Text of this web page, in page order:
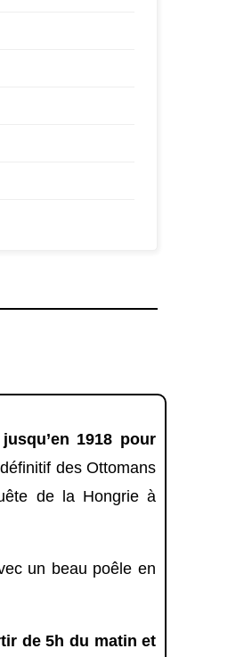
1918 pour
des Ottomans
de la Hongrie à
un beau poêle en
de 5h du matin et